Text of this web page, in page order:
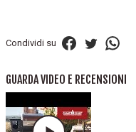
Condividi su
GUARDA VIDEO E RECENSIONI